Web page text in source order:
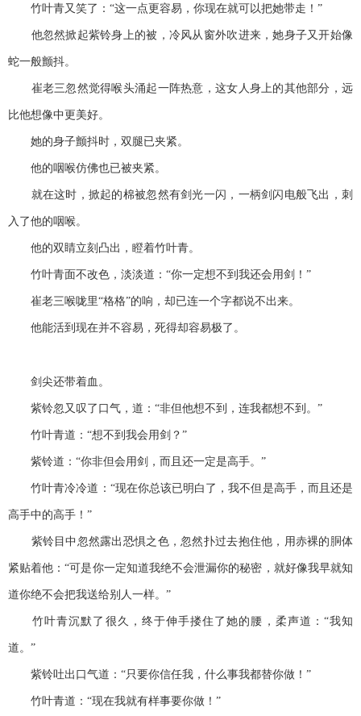
竹叶青又笑了：“这一点更容易，你现在就可以把她带走！”
他忽然掀起紫铃身上的被，冷风从窗外吹进来，她身子又开始像
蛇一般颤抖。
崔老三忽然觉得喉头涌起一阵热意，这女人身上的其他部分，远
比他想像中更美好。
她的身子颤抖时，双腿已夹紧。
他的咽喉仿佛也已被夹紧。
就在这时，掀起的棉被忽然有剑光一闪，一柄剑闪电般飞出，刺
入了他的咽喉。
他的双睛立刻凸出，瞪着竹叶青。
竹叶青面不改色，淡淡道：“你一定想不到我还会用剑！”
崔老三喉咙里“格格”的响，却已连一个字都说不出来。
他能活到现在并不容易，死得却容易极了。
剑尖还带着血。
紫铃忽又叹了口气，道：“非但他想不到，连我都想不到。”
竹叶青道：“想不到我会用剑？”
紫铃道：“你非但会用剑，而且还一定是高手。”
竹叶青冷冷道：“现在你总该已明白了，我不但是高手，而且还是
高手中的高手！”
紫铃目中忽然露出恐惧之色，忽然扑过去抱住他，用赤裸的胴体
紧贴着他：“可是你一定知道我绝不会泄漏你的秘密，就好像我早就知
道你绝不会把我送给别人一样。”
竹叶青沉默了很久，终于伸手搂住了她的腰，柔声道：“我知
道。”
紫铃吐出口气道：“只要你信任我，什么事我都替你做！”
竹叶青道：“现在我就有样事要你做！”